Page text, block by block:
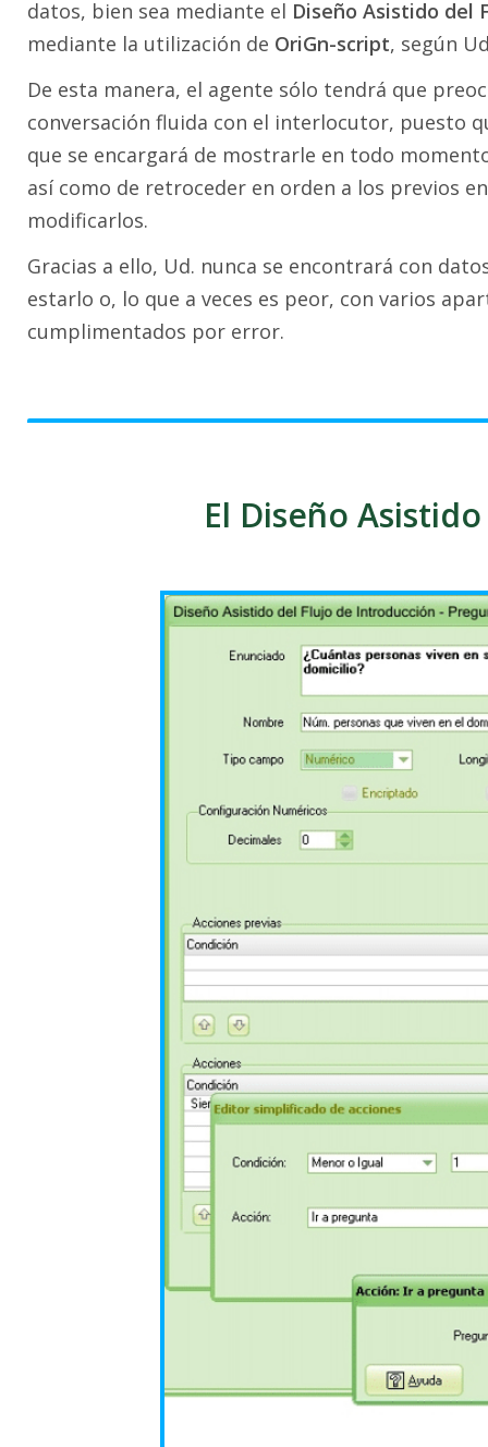
datos, bien sea mediante el Diseño Asistido del
mediante la utilización de OriGn-script, según
De esta manera, el agente sólo tendrá que
conversación fluida con el interlocutor, puesto
que se encargará de mostrarle en todo
así como de retroceder en orden a los previos
modificarlos.
Gracias a ello, Ud. nunca se encontrará con
estarlo o, lo que a veces es peor, con varios
cumplimentados por error.
El Diseño